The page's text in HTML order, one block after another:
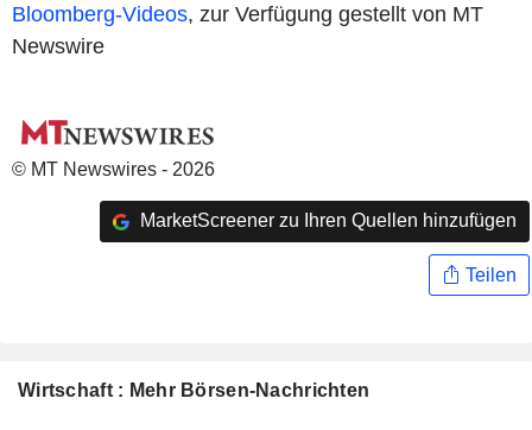
Bloomberg-Videos, zur Verfügung gestellt von MT
Newswire
© MT Newswires - 2026
MarketScreener zu Ihren Quellen hinzufügen
Teilen
Wirtschaft : Mehr Börsen-Nachrichten